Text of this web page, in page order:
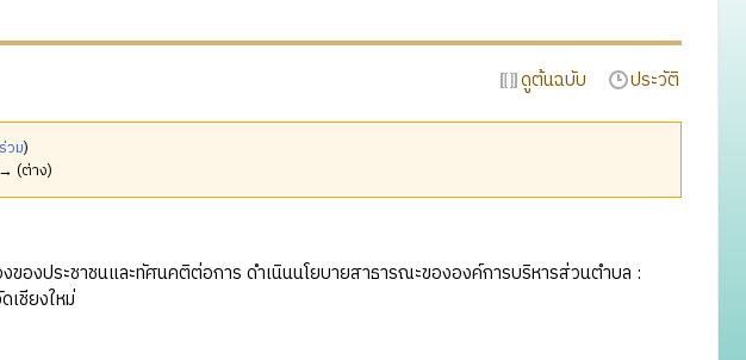
ดูต้นฉบับ ประวัติ
วม)
(ต่าง)
ของประชาชนและทัศนคติต่อการ ดำเนินนโยบายสาธารณะขององค์การบริหารส่วนตำบล :
ชียงใหม่